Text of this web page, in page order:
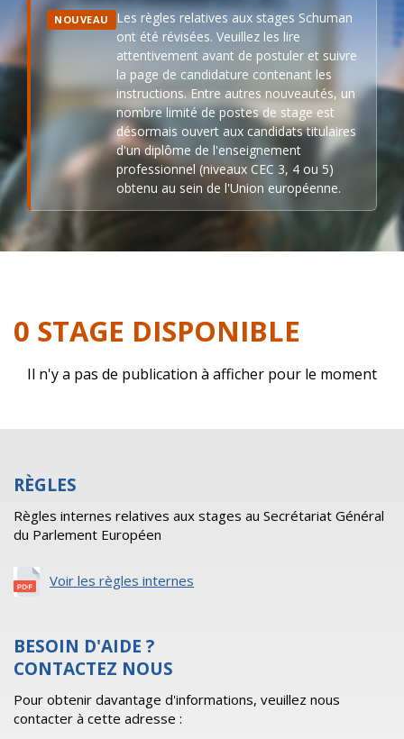
NOUVEAU
Les règles relatives aux stages Schuman
ont été révisées. Veuillez les lire
attentivement avant de postuler et suivre
la page de candidature contenant les
instructions. Entre autres nouveautés, un
nombre limité de postes de stage est
désormais ouvert aux candidats titulaires
d'un diplôme de l'enseignement
professionnel (niveaux CEC 3, 4 ou 5)
obtenu au sein de l'Union européenne.
0 STAGE DISPONIBLE
Il n'y a pas de publication à afficher pour le moment
RÈGLES
Règles internes relatives aux stages au Secrétariat Général
du Parlement Européen
Voir les règles internes
BESOIN D'AIDE ?
CONTACTEZ NOUS
Pour obtenir davantage d'informations, veuillez nous
contacter à cette adresse :